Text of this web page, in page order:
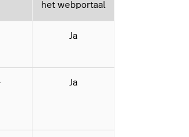
het webportaal
Ja
Ja